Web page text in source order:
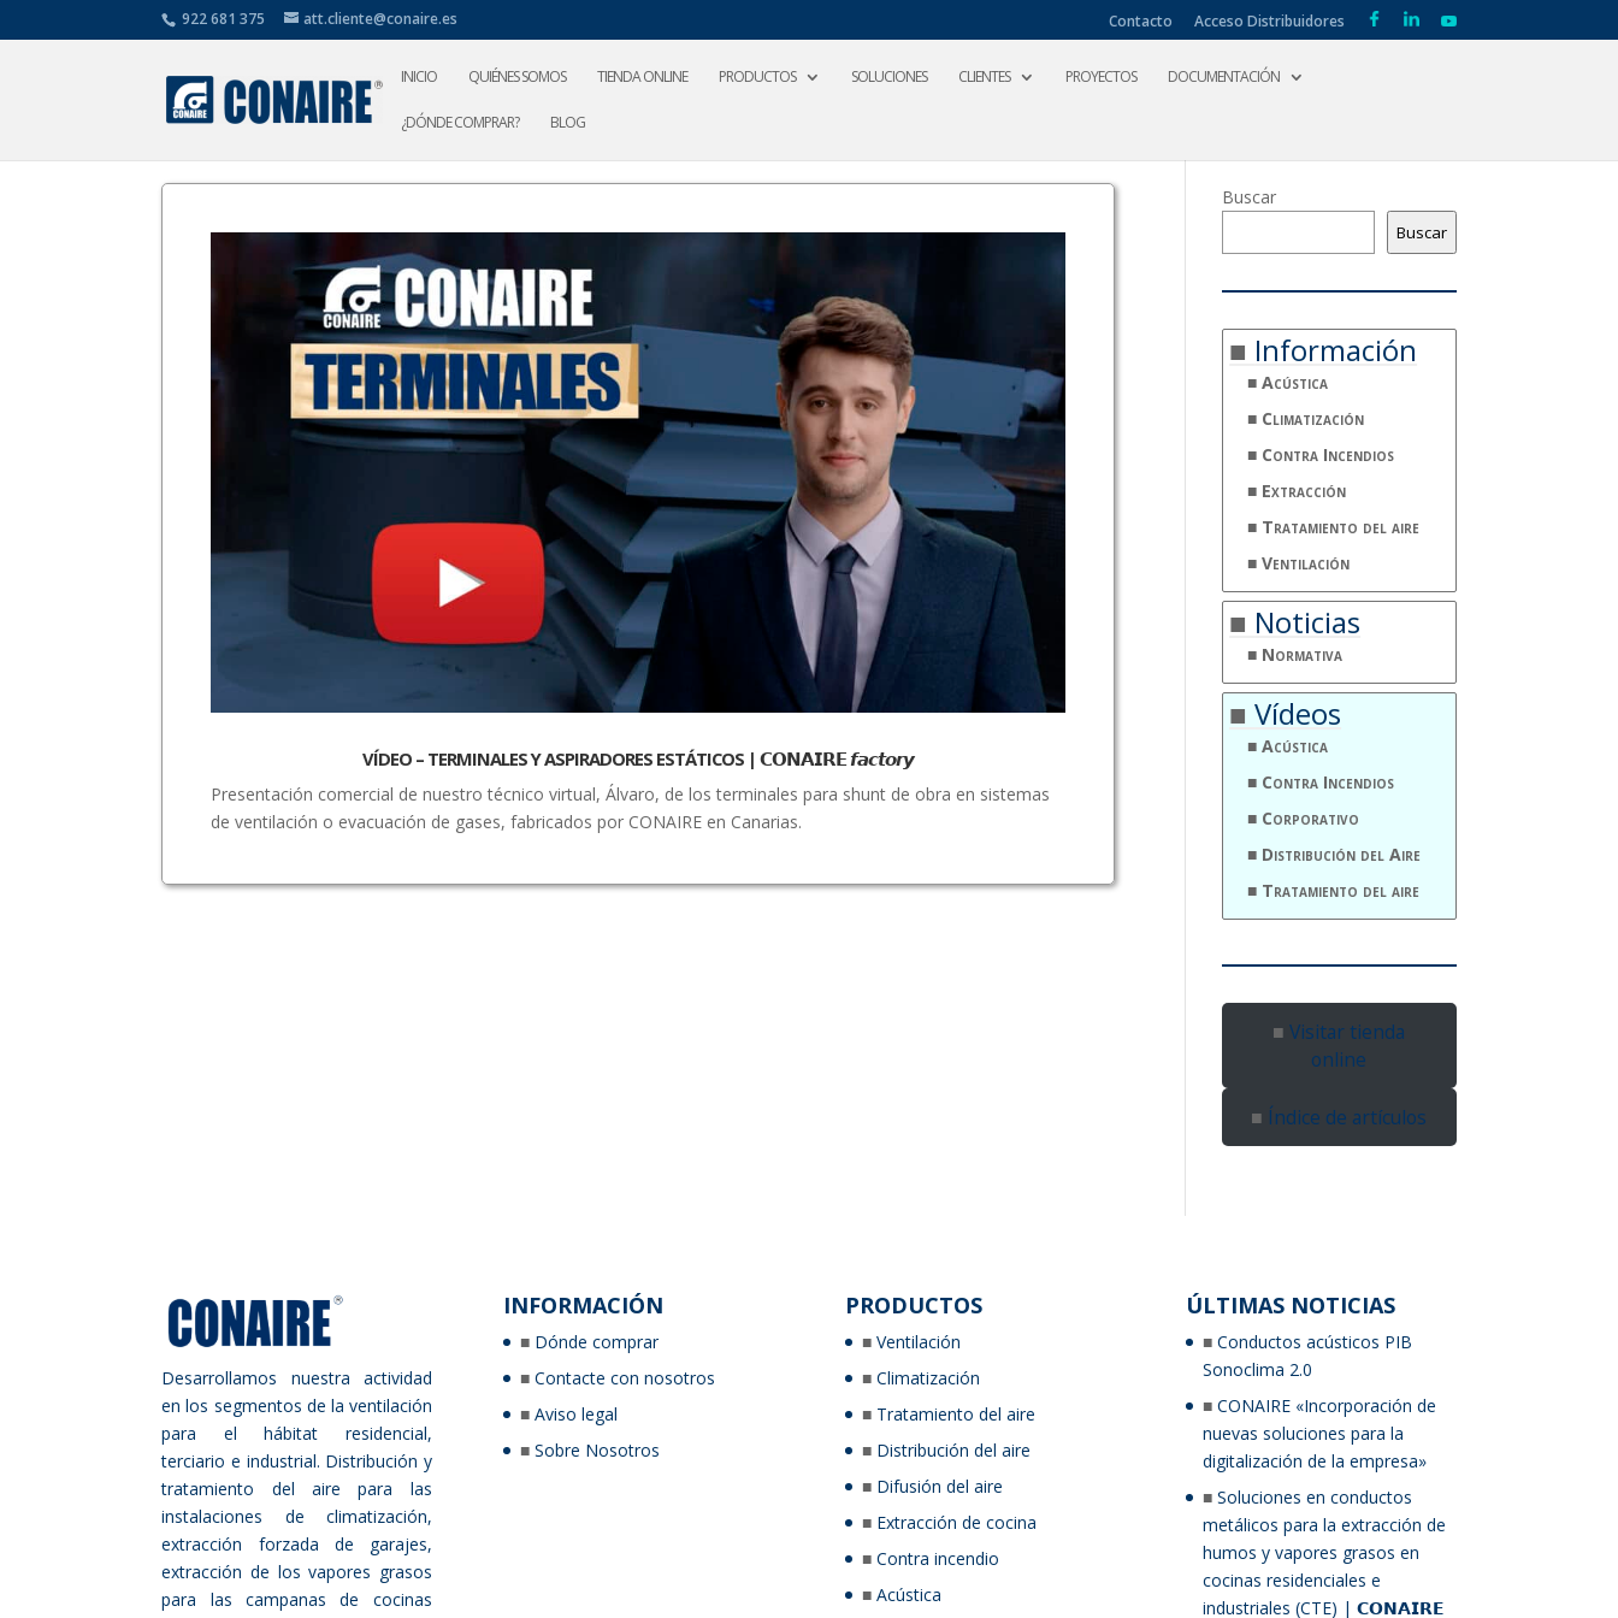
922 681 375 att.cliente@conaire.es Contacto Acceso Distribuidores
INICIO QUIÉNES SOMOS TIENDA ONLINE PRODUCTOS SOLUCIONES CLIENTES PROYECTOS DOCUMENTACIÓN
¿DÓNDE COMPRAR? BLOG
VÍDEO – TERMINALES Y ASPIRADORES ESTÁTICOS | 𝗖𝗢𝗡𝗔𝗜𝗥𝗘 𝙛𝙖𝙘𝙩𝙤𝙧𝙮
Presentación comercial de nuestro técnico virtual, Álvaro, de los terminales para shunt de obra en sistemas
de ventilación o evacuación de gases, fabricados por CONAIRE en Canarias.
Buscar
Buscar
Información
Acústica
Climatización
Contra Incendios
Extracción
Tratamiento del aire
Ventilación
Noticias
Normativa
Vídeos
Acústica
Contra Incendios
Corporativo
Distribución del Aire
Tratamiento del aire
Visitar tienda
online
Índice de artículos
Desarrollamos nuestra actividad
en los segmentos de la ventilación
para el hábitat residencial,
terciario e industrial. Distribución y
tratamiento del aire para las
instalaciones de climatización,
extracción forzada de garajes,
extracción de los vapores grasos
para las campanas de cocinas
INFORMACIÓN
Dónde comprar
Contacte con nosotros
Aviso legal
Sobre Nosotros
PRODUCTOS
Ventilación
Climatización
Tratamiento del aire
Distribución del aire
Difusión del aire
Extracción de cocina
Contra incendio
Acústica
ÚLTIMAS NOTICIAS
Conductos acústicos PIB
Sonoclima 2.0
CONAIRE «Incorporación de
nuevas soluciones para la
digitalización de la empresa»
Soluciones en conductos
metálicos para la extracción de
humos y vapores grasos en
cocinas residenciales e
industriales (CTE) | 𝗖𝗢𝗡𝗔𝗜𝗥𝗘